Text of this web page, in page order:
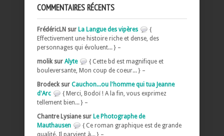
COMMENTAIRES RÉCENTS
FrédéricLN sur La Langue des vipères
{
Effectivement une histoire riche et dense, des
personnages qui évoluent... } –
molik sur Alyte
{ Cette bd est magnifique et
bouleversante, Mon coup de coeur... } –
Brodeck sur Cauchon...ou l'homme qui tua Jeanne
d'Arc
{ Merci, Bodoï ! A la fin, vous exprimez
tellement bien... } –
Chantre Lysiane sur Le Photographe de
Mauthausen
{ Ce roman graphique est de grande
qualité. Il parvient à... } –